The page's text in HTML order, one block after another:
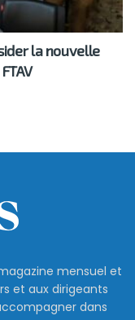
la nouvelle
mensuel et
et aux dirigeants
dans